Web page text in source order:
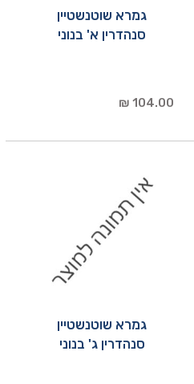
גמרא שוטנשטיין
סנהדרין א' בנוני
104.00 ₪
גמרא שוטנשטיין
סנהדרין ג' בנוני